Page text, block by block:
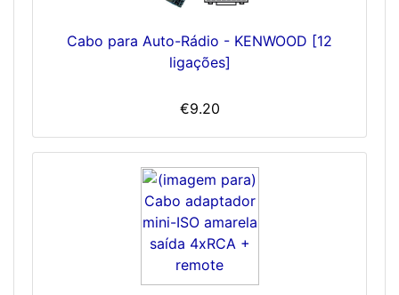
Cabo para Auto-Rádio - KENWOOD [12
ligações]
€9.20